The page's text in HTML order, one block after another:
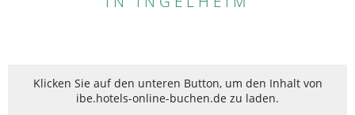
Klicken Sie auf den unteren Button, um den Inhalt von
ibe.hotels-online-buchen.de zu laden.